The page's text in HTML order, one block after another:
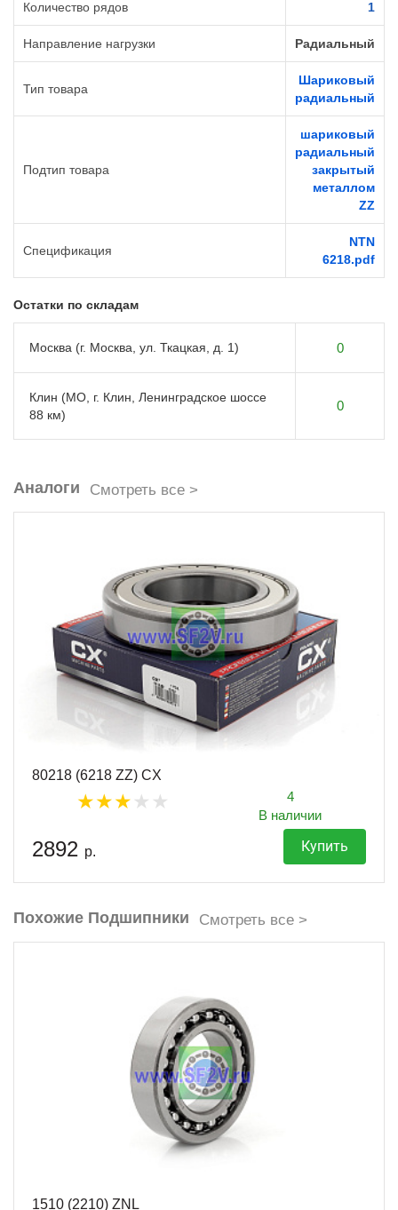
Количество рядов 1
Направление нагрузки Радиальный
Тип товара
Шариковый
радиальный
Подтип товара
шариковый
радиальный
закрытый
металлом
ZZ
Спецификация
NTN
6218.pdf
Остатки по складам
Москва (г. Москва, ул. Ткацкая, д. 1) 0
Клин (МО, г. Клин, Ленинградское шоссе
88 км)
0
Аналоги Смотреть все >
80218 (6218 ZZ) CX
4
В наличии
2892 р. Купить
Похожие Подшипники Смотреть все >
1510 (2210) ZNL